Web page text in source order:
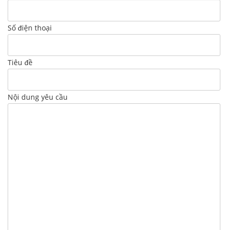
Số điện thoại
Tiêu đề
Nội dung yêu cầu